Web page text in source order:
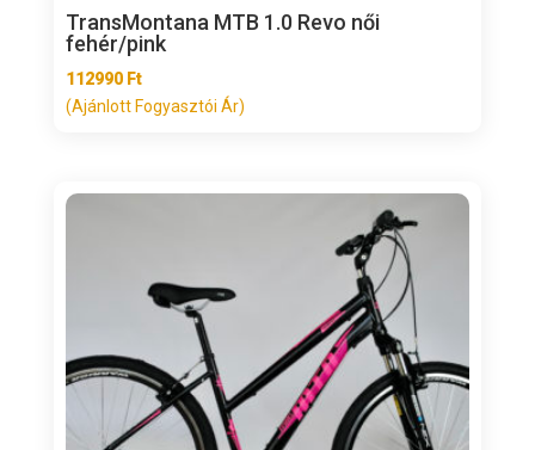
TransMontana MTB 1.0 Revo női
fehér/pink
112990 Ft
(Ajánlott Fogyasztói Ár)